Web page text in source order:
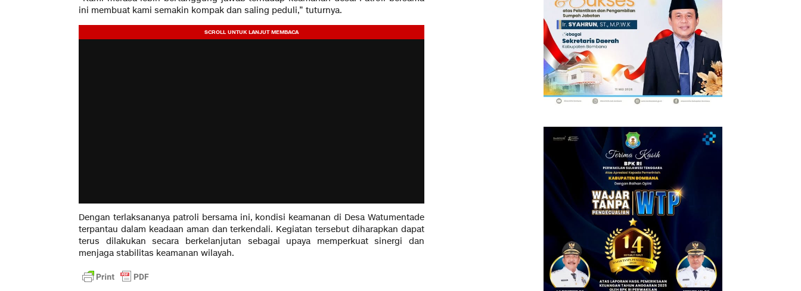
ini membuat kami semakin kompak dan saling peduli,” tuturnya.
Dengan terlaksananya patroli bersama ini, kondisi keamanan di Desa Watumentade
terpantau dalam keadaan aman dan terkendali. Kegiatan tersebut diharapkan dapat
terus dilakukan secara berkelanjutan sebagai upaya memperkuat sinergi dan
menjaga stabilitas keamanan wilayah.